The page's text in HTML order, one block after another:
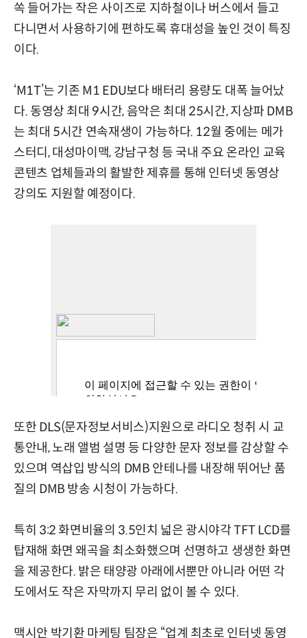
쏙 들어가는 작은 사이즈로 지하철이나 버스에서 들고
다니면서 사용하기에 편하도록 휴대성을 높인 것이 특징
이다.
‘M1T’는 기존 M1 EDU보다 배터리 용량도 대폭 늘어났
다. 동영상 최대 9시간, 음악은 최대 25시간, 지상파 DMB
는 최대 5시간 연속재생이 가능하다. 12월 중에는 메가
스터디, 대성마이맥, 강남구청 등 국내 주요 온라인 교육
콘텐츠 업체들과의 활발한 제휴를 통해 인터넷 동영상
강의도 지원할 예정이다.
또한 DLS(문자정보서비스)지원으로 라디오 청취 시 교
통안내, 노래 앨범 설명 등 다양한 문자 정보를 감상할 수
있으며 역삽입 방식의 DMB 안테나를 내장해 뛰어난 품
질의 DMB 방송 시청이 가능하다.
특히 3:2 화면비율의 3.5인치 넓은 광시야각 TFT LCD를
탑재해 화면 왜곡을 최소화했으며 선명하고 생생한 화면
을 제공한다. 밝은 태양광 아래에서뿐만 아니라 어떤 각
도에서도 작은 자막까지 무리 없이 볼 수 있다.
맥시안 박기환 마케팅 팀장은 “업계 최초로 인터넷 동영